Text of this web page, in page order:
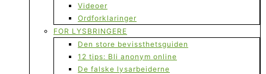
Videoer
Ordforklaringer
FOR LYSBRINGERE
Den store bevissthetsguiden
12 tips: Bli anonym online
De falske lysarbeiderne